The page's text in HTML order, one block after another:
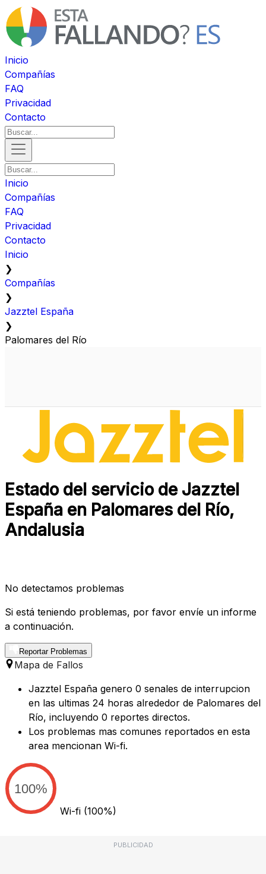
Inicio
Compañías
FAQ
Privacidad
Contacto
Inicio
Compañías
FAQ
Privacidad
Contacto
Inicio
❯
Compañías
❯
Jazztel España
❯
Palomares del Río
Estado del servicio de Jazztel
España en Palomares del Río,
Andalusia
No detectamos problemas
Si está teniendo problemas, por favor envíe un informe
a continuación.
Reportar Problemas
Mapa de Fallos
Jazztel España genero 0 senales de interrupcion
en las ultimas 24 horas alrededor de Palomares del
Río, incluyendo 0 reportes directos.
Los problemas mas comunes reportados en esta
area mencionan Wi-fi.
100%
Wi-fi (100%)
PUBLICIDAD